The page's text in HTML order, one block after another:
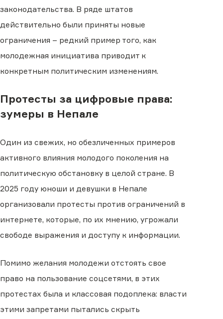
законодательства. В ряде штатов
действительно были приняты новые
ограничения – редкий пример того, как
молодежная инициатива приводит к
конкретным политическим изменениям.
Протесты за цифровые права:
зумеры в Непале
Один из свежих, но обезличенных примеров
активного влияния молодого поколения на
политическую обстановку в целой стране. В
2025 году юноши и девушки в Непале
организовали протесты против ограничений в
интернете, которые, по их мнению, угрожали
свободе выражения и доступу к информации.
Помимо желания молодежи отстоять свое
право на пользование соцсетями, в этих
протестах была и классовая подоплека: власти
этими запретами пытались скрыть